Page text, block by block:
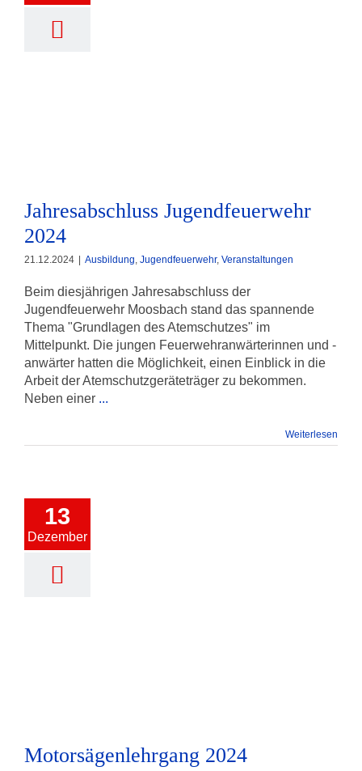
Jahresabschluss Jugendfeuerwehr
2024
21.12.2024 | Ausbildung Jugendfeuerwehr, Veranstaltungen
Beim diesjährigen Jahresabschluss der
Jugendfeuerwehr Moosbach stand das spannende
Thema "Grundlagen des Atemschutzes" im
Mittelpunkt. Die jungen Feuerwehranwärterinnen und -
anwärter hatten die Möglichkeit, einen Einblick in die
Arbeit der Atemschutzgeräteträger zu bekommen.
Neben einer ...
Weiterlesen
13
Dezember
Motorsägenlehrgang 2024